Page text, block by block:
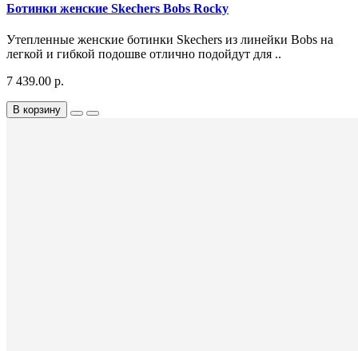
Ботинки женские Skechers Bobs Rocky
Утепленные женские ботинки Skechers из линейки Bobs на
легкой и гибкой подошве отлично подойдут для ..
7 439.00 р.
В корзину